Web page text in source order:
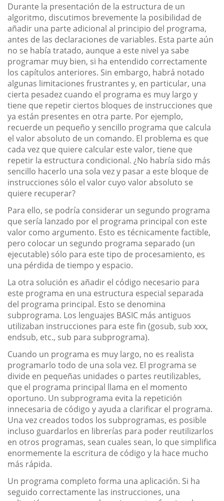
Durante la presentación de la estructura de un
algoritmo, discutimos brevemente la posibilidad de
añadir una parte adicional al principio del programa,
antes de las declaraciones de variables. Esta parte aún
no se había tratado, aunque a este nivel ya sabe
programar muy bien, si ha entendido correctamente
los capítulos anteriores. Sin embargo, habrá notado
algunas limitaciones frustrantes y, en particular, una
cierta pesadez cuando el programa es muy largo y
tiene que repetir ciertos bloques de instrucciones que
ya están presentes en otra parte. Por ejemplo,
recuerde un pequeño y sencillo programa que calcula
el valor absoluto de un comando. El problema es que
cada vez que quiere calcular este valor, tiene que
repetir la estructura condicional. ¿No habría sido más
sencillo hacerlo una sola vez y pasar a este bloque de
instrucciones sólo el valor cuyo valor absoluto se
quiere recuperar?
Para ello, se podría considerar un segundo programa
que sería lanzado por el programa principal con este
valor como argumento. Esto es técnicamente factible,
pero colocar un segundo programa separado (un
ejecutable) sólo para este tipo de procesamiento, es
una pérdida de tiempo y espacio.
La otra solución es añadir el código necesario para
este programa en una estructura especial separada
del programa principal. Esto se denomina
subprograma. Los lenguajes BASIC más antiguos
utilizaban instrucciones para este fin (gosub, sub xxx,
endsub, etc., sub para subprograma).
Cuando un programa es muy largo, no es realista
programarlo todo de una sola vez. El programa se
divide en pequeñas unidades o partes reutilizables,
que el programa principal llama en el momento
oportuno. Un subprograma evita la repetición
innecesaria de código y ayuda a clarificar el programa.
Una vez creados todos los subprogramas, es posible
incluso guardarlos en librerías para poder reutilizarlos
en otros programas, sean cuales sean, lo que simplifica
enormemente la escritura de código y la hace mucho
más rápida.
Un programa completo forma una aplicación. Si ha
seguido correctamente las instrucciones, una